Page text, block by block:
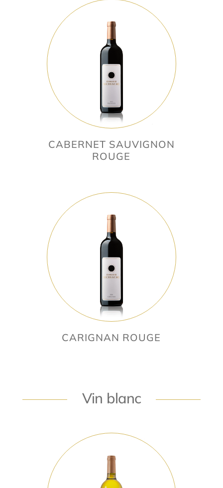
CABERNET SAUVIGNON
ROUGE
CARIGNAN ROUGE
Vin blanc